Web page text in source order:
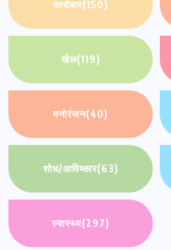
कारोबार(150)
खेल(119)
मनोरंजन(40)
शोध/आविष्कार(63)
स्वास्थ्य(297)